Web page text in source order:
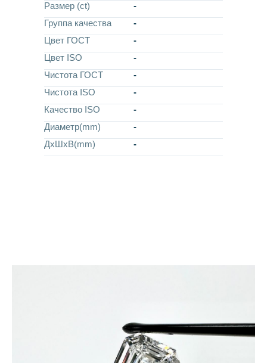
Размер (ct)
-
Группа качества
-
Цвет ГОСТ
-
Цвет ISO
-
Чистота ГОСТ
-
Чистота ISO
-
Качество ISO
-
Диаметр(mm)
-
ДхШхВ(mm)
-